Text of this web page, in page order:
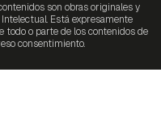
son obras originales y
Está expresamente
o parte de los contenidos de
consentimiento.